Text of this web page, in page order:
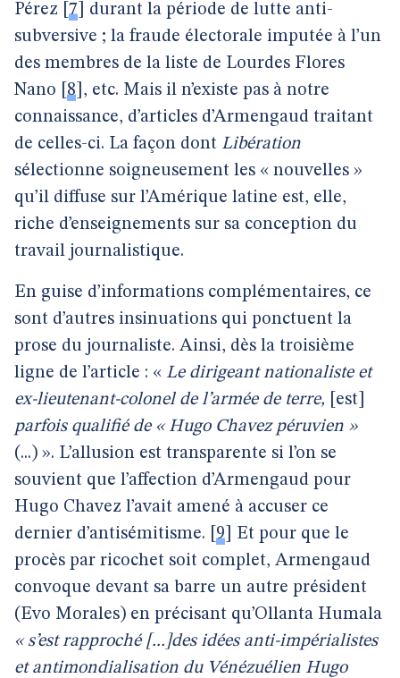
Pérez
7
durant la période de lutte anti-
subversive ; la fraude électorale imputée à l’un
des membres de la liste de Lourdes Flores
Nano
8 , etc. Mais il n’existe pas à notre
connaissance, d’articles d’Armengaud traitant
de celles-ci. La façon dont Libération
sélectionne soigneusement les « nouvelles »
qu’il diffuse sur l’Amérique latine est, elle,
riche d’enseignements sur sa conception du
travail journalistique.
En guise d’informations complémentaires, ce
sont d’autres insinuations qui ponctuent la
prose du journaliste. Ainsi, dès la troisième
ligne de l’article : « Le dirigeant nationaliste et
ex-lieutenant-colonel de l’armée de terre, [est]
parfois qualifié de « Hugo Chavez péruvien »
(...) ». L’allusion est transparente si l’on se
souvient que l’affection d’Armengaud pour
Hugo Chavez l’avait amené à accuser ce
dernier d’antisémitisme.
9
Et pour que le
procès par ricochet soit complet, Armengaud
convoque devant sa barre un autre président
(Evo Morales) en précisant qu’Ollanta Humala
« s’est rapproché [...]des idées anti-impérialistes
et antimondialisation du Vénézuélien Hugo